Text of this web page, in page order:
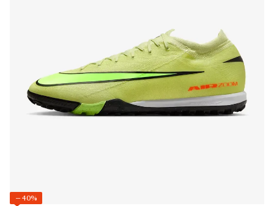
−40%